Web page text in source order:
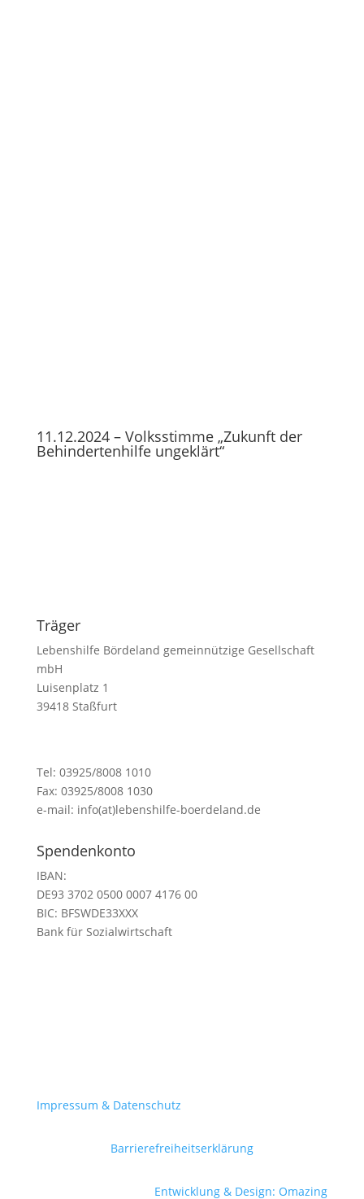
11.12.2024 – Volksstimme „Zukunft der
Behindertenhilfe ungeklärt“
Träger
Lebenshilfe Bördeland gemeinnützige Gesellschaft
mbH
Luisenplatz 1
39418 Staßfurt
Tel: 03925/8008 1010
Fax: 03925/8008 1030
e-mail: info(at)lebenshilfe-boerdeland.de
Spendenkonto
IBAN:
DE93 3702 0500 0007 4176 00
BIC: BFSWDE33XXX
Bank für Sozialwirtschaft
Impressum & Datenschutz
Barrierefreiheitserklärung
Entwicklung & Design: Omazing